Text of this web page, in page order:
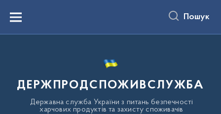
вмістуMenu Пошук
ДЕРЖПРОДСПОЖИВСЛУЖБА
Державна служба України з питань безпечності
харчових продуктів та захисту споживачів